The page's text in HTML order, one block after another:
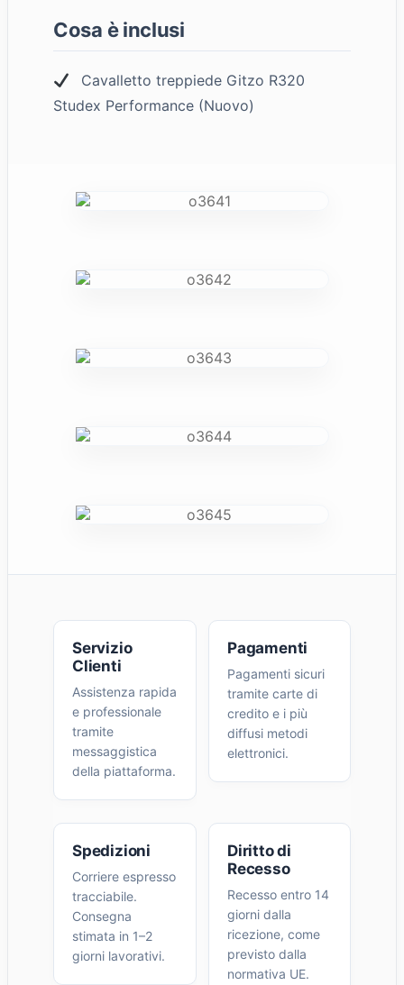
Cosa è inclusi
Cavalletto treppiede Gitzo R320
Studex Performance (Nuovo)
Servizio
Clienti
Assistenza rapida
e professionale
tramite
messaggistica
della piattaforma.
Pagamenti
Pagamenti sicuri
tramite carte di
credito e i più
diffusi metodi
elettronici.
Spedizioni
Corriere espresso
tracciabile.
Consegna
stimata in 1–2
giorni lavorativi.
Diritto di
Recesso
Recesso entro 14
giorni dalla
ricezione, come
previsto dalla
normativa UE.